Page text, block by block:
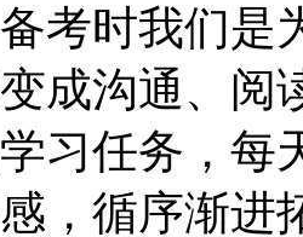
考时我们是
成沟通、阅
习任务，每
，循序渐进